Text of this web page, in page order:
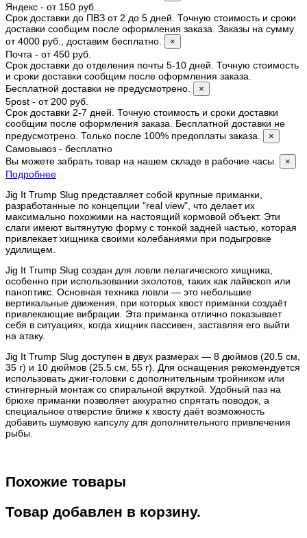
Яндекс - от 150 руб.
Срок доставки до ПВЗ от 2 до 5 дней. Точную стоимость и сроки
доставки сообщим после оформления заказа. Заказы на сумму
от 4000 руб., доставим бесплатно.
×
Почта - от 450 руб.
Срок доставки до отделения почты 5-10 дней. Точную стоимость
и сроки доставки сообщим после оформления заказа.
Бесплатной доставки не предусмотрено.
×
5post - от 200 руб.
Срок доставки 2-7 дней. Точную стоимость и сроки доставки
сообщим после оформления заказа. Бесплатной доставки не
предусмотрено. Только после 100% предоплаты заказа.
×
Самовывоз - бесплатно
Вы можете забрать товар на нашем складе в рабочие часы.
×
Подробнее
Jig It Trump Slug представляет собой крупные приманки,
разработанные по концепции "real view", что делает их
максимально похожими на настоящий кормовой объект. Эти
слаги имеют вытянутую форму с тонкой задней частью, которая
привлекает хищника своими колебаниями при подыгровке
удилищем.
Jig It Trump Slug создан для ловли пелагического хищника,
особенно при использовании эхолотов, таких как лайвскоп или
паноптикс. Основная техника ловли — это небольшие
вертикальные движения, при которых хвост приманки создаёт
привлекающие вибрации. Эта приманка отлично показывает
себя в ситуациях, когда хищник пассивен, заставляя его выйти
на атаку.
Jig It Trump Slug доступен в двух размерах — 8 дюймов (20.5 см,
35 г) и 10 дюймов (25.5 см, 55 г). Для оснащения рекомендуется
использовать джиг-головки с дополнительным тройником или
стингерный монтаж со спиральной вкруткой. Удобный паз на
брюхе приманки позволяет аккуратно спрятать поводок, а
специальное отверстие ближе к хвосту даёт возможность
добавить шумовую капсулу для дополнительного привлечения
рыбы.
Похожие товары
Товар добавлен в корзину.